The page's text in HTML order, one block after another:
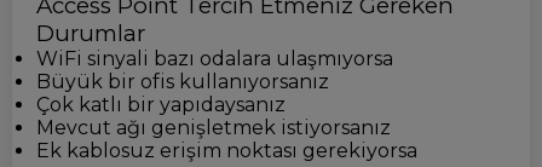
Access Point Tercih Etmeniz Gereken
Durumlar
WiFi sinyali bazı odalara ulaşmıyorsa
Büyük bir ofis kullanıyorsanız
Çok katlı bir yapıdaysanız
Mevcut ağı genişletmek istiyorsanız
Ek kablosuz erişim noktası gerekiyorsa